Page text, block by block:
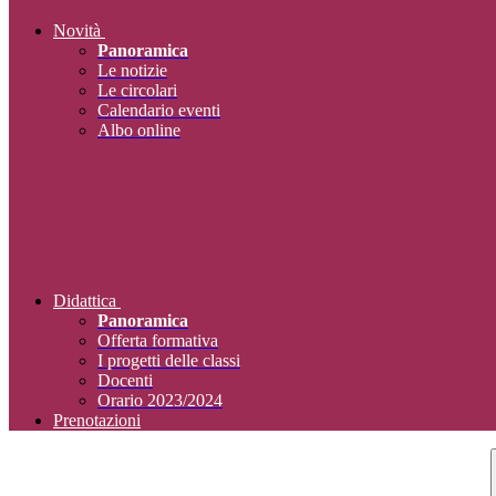
Novità
Panoramica
Le notizie
Le circolari
Calendario eventi
Albo online
Didattica
Panoramica
Offerta formativa
I progetti delle classi
Docenti
Orario 2023/2024
Prenotazioni